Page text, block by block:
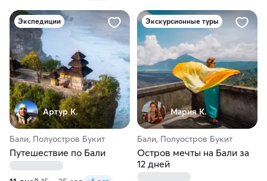
Экспедиции
Артур К.
Бали, Полуостров Букит
Путешествие по Бали
Экскурсионные туры
Мария К.
Бали, Полуостров Букит
Остров мечты на Бали за
12 дней